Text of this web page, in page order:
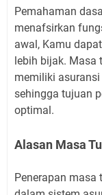
Pemahaman
menafsirkan
awal, Kamu
lebih bijak. Masa
memiliki
sehingga tujuan
optimal.
Alasan Masa
Penerapan